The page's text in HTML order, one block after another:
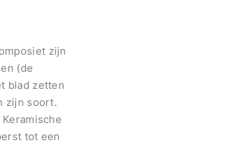
zijn
(de
blad zetten
zijn soort.
tot een